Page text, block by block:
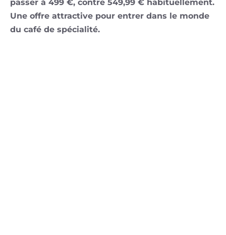
passer à 499 €, contre 549,99 € habituellement.
Une offre attractive pour entrer dans le monde
du café de spécialité.